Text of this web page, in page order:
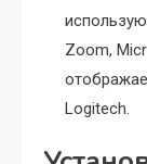
Zoom,
Logitech.